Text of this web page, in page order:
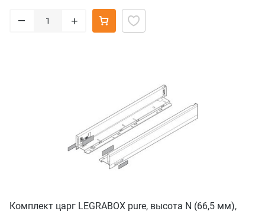
– +
Комплект царг LEGRABOX pure, высота N (66,5 мм),